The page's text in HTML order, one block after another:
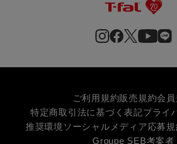
ご利用規約販売規約会
特定商取引法に基づく表記プライ
推奨環境 ソーシャルメディア応募規
Groupe SEB考案者